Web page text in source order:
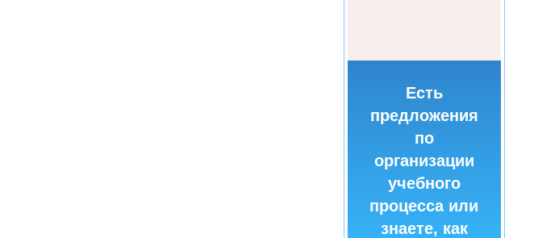
Есть
предложения
по
организации
учебного
процесса или
знаете, как